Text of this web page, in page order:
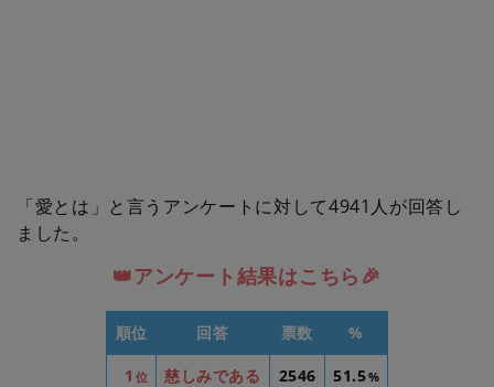
「愛とは」と言うアンケートに対して4941人が回答し
ました。
👑アンケート結果はこちら🎉
順位 回答 票数 %
1 位 慈しみである 2546 51.5%